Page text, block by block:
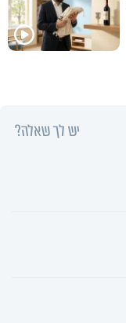
יש לך שאלה?